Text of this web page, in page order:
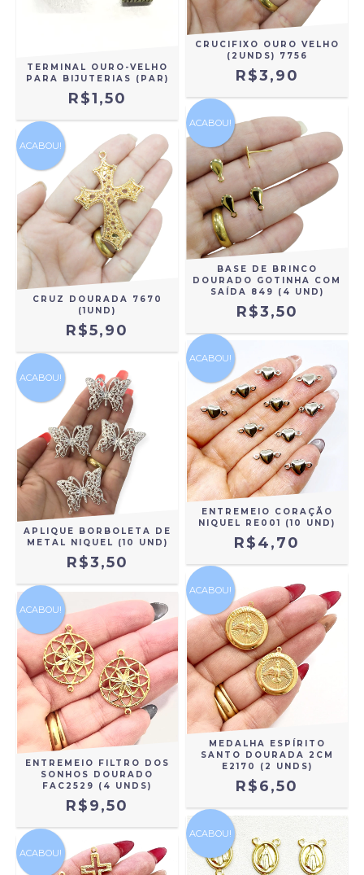
TERMINAL OURO-VELHO
PARA BIJUTERIAS (PAR)
R$1,50
CRUCIFIXO OURO VELHO
(2UNDS) 7756
R$3,90
ACABOU!
CRUZ DOURADA 7670
(1UND)
R$5,90
ACABOU!
BASE DE BRINCO
DOURADO GOTINHA COM
SAÍDA 849 (4 UND)
R$3,50
ACABOU!
APLIQUE BORBOLETA DE
METAL NIQUEL (10 UND)
R$3,50
ACABOU!
ENTREMEIO CORAÇÃO
NIQUEL RE001 (10 UND)
R$4,70
ACABOU!
ENTREMEIO FILTRO DOS
SONHOS DOURADO
FAC2529 (4 UNDS)
R$9,50
ACABOU!
MEDALHA ESPÍRITO
SANTO DOURADA 2CM
E2170 (2 UNDS)
R$6,50
ACABOU!
ACABOU!